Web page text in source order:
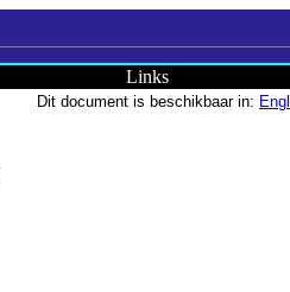
Links
Dit document is beschikbaar in: